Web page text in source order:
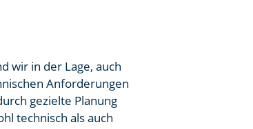
wir in der Lage, auch
Anforderungen
gezielte Planung
technisch als auch